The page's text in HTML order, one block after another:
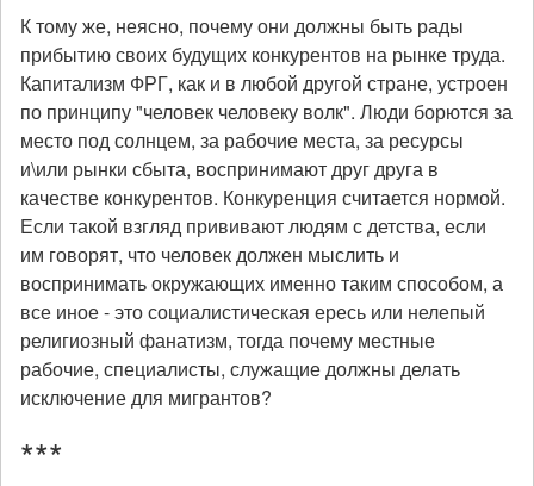
К тому же, неясно, почему они должны быть рады
прибытию своих будущих конкурентов на рынке труда.
Капитализм ФРГ, как и в любой другой стране, устроен
по принципу "человек человеку волк". Люди борются за
место под солнцем, за рабочие места, за ресурсы
и\или рынки сбыта, воспринимают друг друга в
качестве конкурентов. Конкуренция считается нормой.
Если такой взгляд прививают людям с детства, если
им говорят, что человек должен мыслить и
воспринимать окружающих именно таким способом, а
все иное - это социалистическая ересь или нелепый
религиозный фанатизм, тогда почему местные
рабочие, специалисты, служащие должны делать
исключение для мигрантов?
***